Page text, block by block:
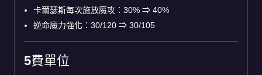
卡爾瑟斯每次施放魔攻：30% ⇒ 40%
逆命魔力強化：30/120 ⇒ 30/105
5費單位